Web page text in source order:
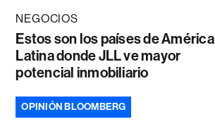
NEGOCIOS
Estos son los países de América
Latina donde JLL ve mayor
potencial inmobiliario
OPINIÓN BLOOMBERG